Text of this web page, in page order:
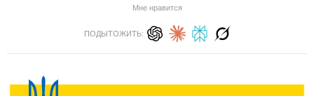
Мне нравится
ПОДЫТОЖИТЬ: